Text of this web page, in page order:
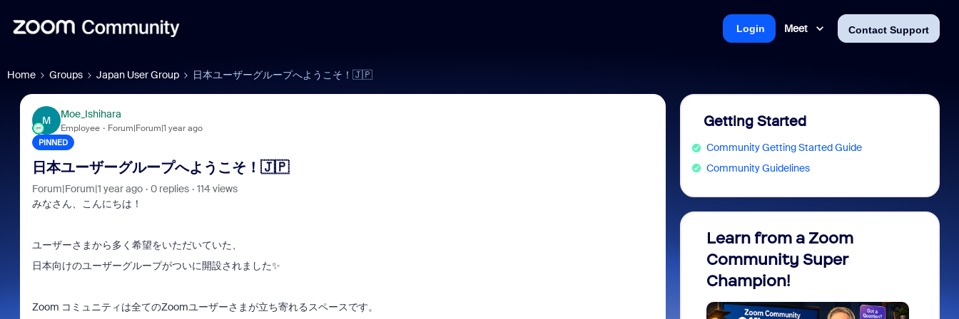
Meet Contact Support
Login
Home Groups Japan User Group 日本ユーザーグループへようこそ！🇯🇵
M
Moe_Ishihara
Employee Forum|Forum|1 year ago
PINNED
日本ユーザーグループへようこそ！🇯🇵
Forum|Forum|1 year ago 0 replies
114 views
みなさん、こんにちは！
ユーザーさまから多く希望をいただいていた、
日本向けのユーザーグループがついに開設されました✨
Zoom コミュニティは全てのZoomユーザーさまが立ち寄れるスペースです。
Getting Started
Community Getting Started Guide
Community Guidelines
Learn from a Zoom
Community Super
Champion!